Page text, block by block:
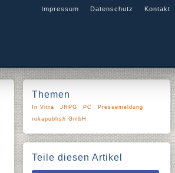
Impressum Datenschutz Kontakt
Themen
In Vitra JRPG PC
Pressemeldung
rokapublish GmbH
Teile diesen Artikel